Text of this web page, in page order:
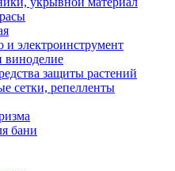
и электроинструмент
виноделие
защиты растений
сетки, репелленты
бани